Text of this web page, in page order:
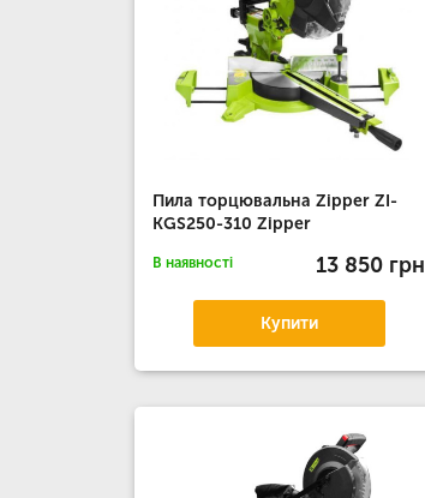
Пила торцювальна Zipper ZI-
KGS250-310 Zipper
В наявності 13 850 грн
Купити